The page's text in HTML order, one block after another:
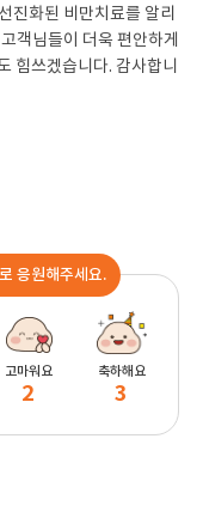
진화된 비만치료를 알리
객님들이 더욱 편안하게
힘쓰겠습니다. 감사합니
응원해주세요.
고마워요
2
축하해요
3